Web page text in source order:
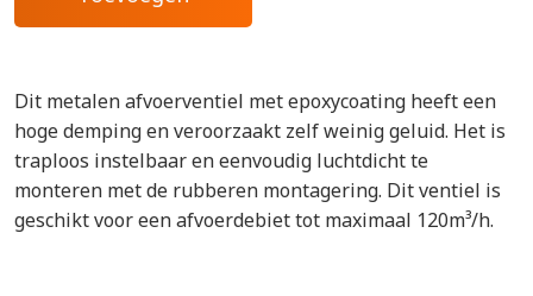
Dit metalen afvoerventiel met epoxycoating heeft een
hoge demping en veroorzaakt zelf weinig geluid. Het is
traploos instelbaar en eenvoudig luchtdicht te
monteren met de rubberen montagering. Dit ventiel is
geschikt voor een afvoerdebiet tot maximaal 120m³/h.